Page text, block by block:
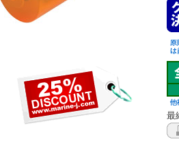
最